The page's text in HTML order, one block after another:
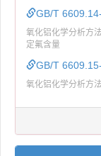
GB/T
氧化铝化学分析方
定氟含量
GB/T
氧化铝化学分析方